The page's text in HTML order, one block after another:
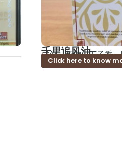
千里追风油
成份：花椒、丁子香
Click here to know